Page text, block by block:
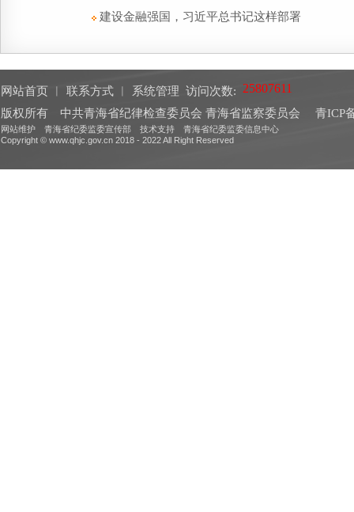
建设金融强国，习近平总书记这样部署
网站首页 联系方式 系统管理 访问次数:
版权所有 中共青海省纪律检查委员会 青海省监察委员会
青ICP
网站维护 青海省纪委监委宣传部 技术支持 青海省纪委监委信息中心
Copyright © www.qhjc.gov.cn 2018 - 2022 All Right Reserved